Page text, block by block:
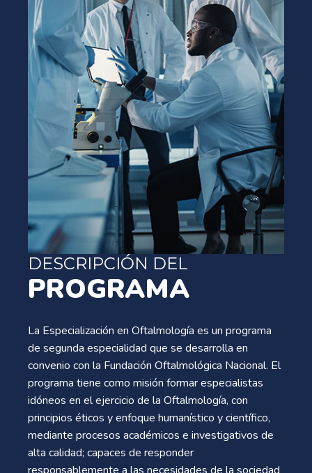
DESCRIPCIÓN DEL
PROGRAMA
La Especialización en Oftalmología es un programa
de segunda especialidad que se desarrolla en
convenio con la Fundación Oftalmológica Nacional. El
programa tiene como misión formar especialistas
idóneos en el ejercicio de la Oftalmología, con
principios éticos y enfoque humanístico y científico,
mediante procesos académicos e investigativos de
alta calidad; capaces de responder